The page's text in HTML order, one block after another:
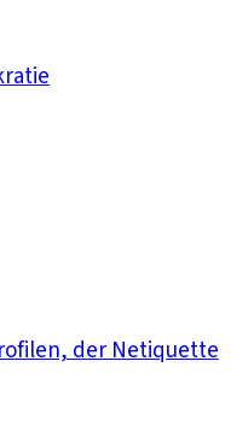
der Netiquette